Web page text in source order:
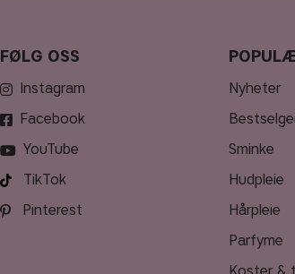
FØLG OSS
Instagram
Facebook
YouTube
TikTok
Pinterest
nyheter
sminke
hudpleie
hårpleie
parfyme